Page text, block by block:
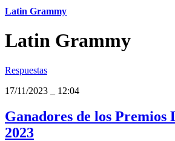
Latin Grammy
Latin Grammy
Respuestas
17/11/2023
12:04
Ganadores de los
2023